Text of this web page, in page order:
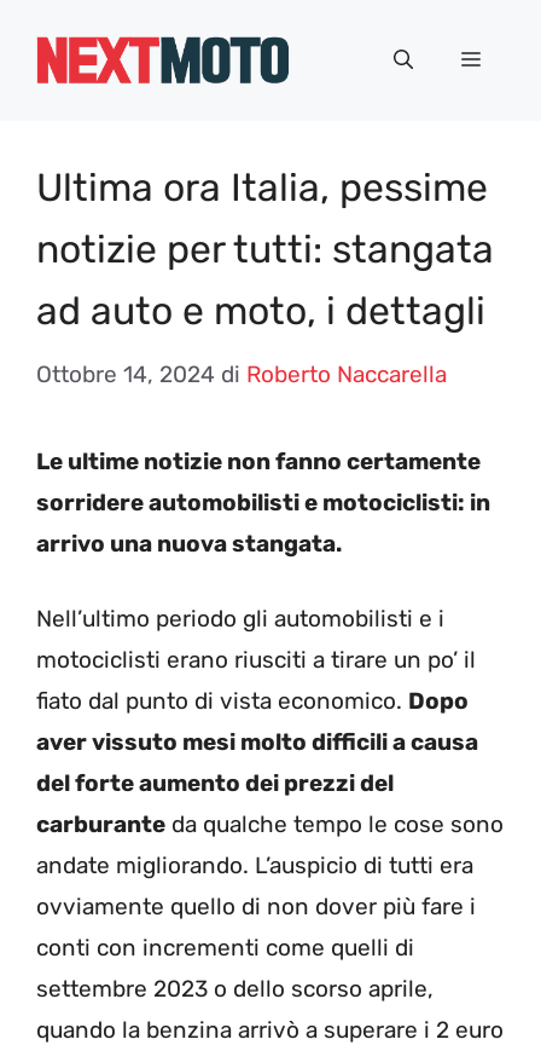
Menu
Ultima ora Italia, pessime
notizie per tutti: stangata
ad auto e moto, i dettagli
Ottobre 14, 2024 di Roberto Naccarella
Le ultime notizie non fanno certamente
sorridere automobilisti e motociclisti: in
arrivo una nuova stangata.
Nell’ultimo periodo gli automobilisti e i
motociclisti erano riusciti a tirare un po’ il
fiato dal punto di vista economico. Dopo
aver vissuto mesi molto difficili a causa
del forte aumento dei prezzi del
carburante da qualche tempo le cose sono
andate migliorando. L’auspicio di tutti era
ovviamente quello di non dover più fare i
conti con incrementi come quelli di
settembre 2023 o dello scorso aprile,
quando la benzina arrivò a superare i 2 euro